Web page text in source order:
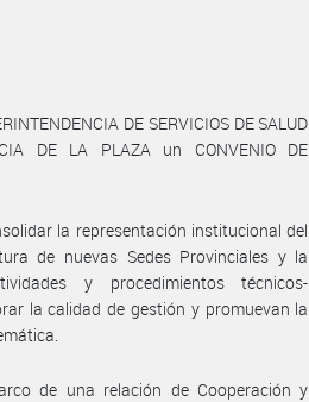
DE SERVICIOS DE SALUD
DE LA PLAZA un CONVENIO DE
la representación institucional del
de nuevas Sedes Provinciales y la
y procedimientos técnicos-
la calidad de gestión y promuevan la
de una relación de Cooperación y